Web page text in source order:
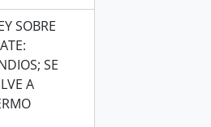
SOBRE
SE
A